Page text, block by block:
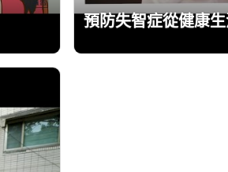
預防失智症從健康